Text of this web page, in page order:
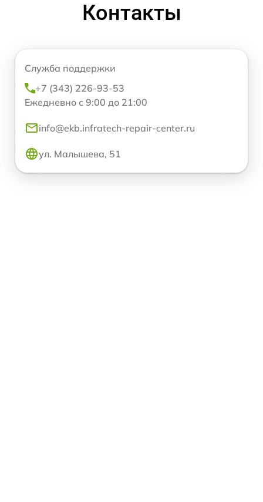
Контакты
Служба поддержки
+7 (343) 226-93-53
Ежедневно с 9:00 до 21:00
info@ekb.infratech-repair-center.ru
ул. Малышева, 51